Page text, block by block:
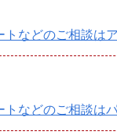
などのご相談は
などのご相談は